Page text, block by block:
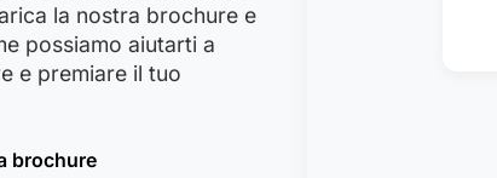
la nostra brochure e
possiamo aiutarti a
e premiare il tuo
brochure